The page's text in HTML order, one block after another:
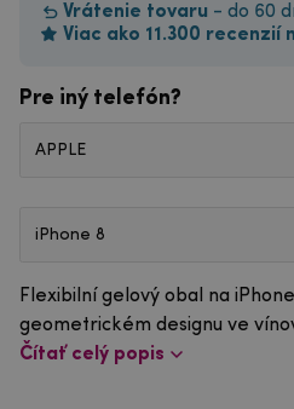
Vrátenie tovaru - do 60
Viac ako 11.300 recenzií
Pre iný telefón?
APPLE
iPhone 8
Flexibilní gelový obal na
geometrickém designu ve
Čítať celý popis